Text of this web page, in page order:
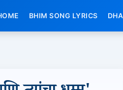
BHIM SONG LYRICS